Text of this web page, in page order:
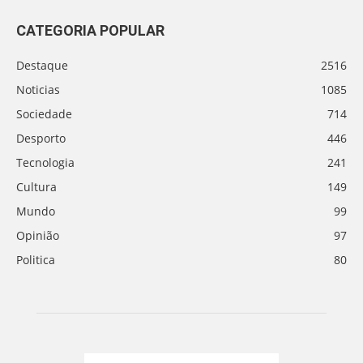
CATEGORIA POPULAR
Destaque
2516
Noticias
1085
Sociedade
714
Desporto
446
Tecnologia
241
Cultura
149
Mundo
99
Opinião
97
Politica
80